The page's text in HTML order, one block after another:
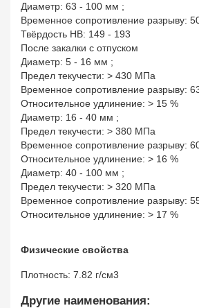
Диаметр: 63 - 100 мм ;
Временное сопротивление разрыву:
Твёрдость HB: 149 - 193
После закалки с отпуском
Диаметр: 5 - 16 мм ;
Предел текучести: > 430 МПа
Временное сопротивление разрыву:
Относительное удлинение: > 15 %
Диаметр: 16 - 40 мм ;
Предел текучести: > 380 МПа
Временное сопротивление разрыву:
Относительное удлинение: > 16 %
Диаметр: 40 - 100 мм ;
Предел текучести: > 320 МПа
Временное сопротивление разрыву:
Относительное удлинение: > 17 %
Физические свойства
Плотность: 7.82 г/см3
Другие наименования: